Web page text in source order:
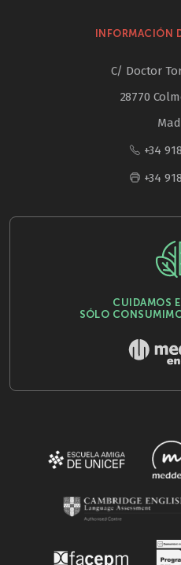
INFORMACIÓN
C/ Doctor
28770
+34
+34
CUIDAMOS
SÓLO